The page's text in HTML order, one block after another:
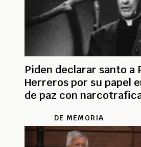
Piden declarar santo a
Herreros por su papel
de paz con
DE MEMORIA